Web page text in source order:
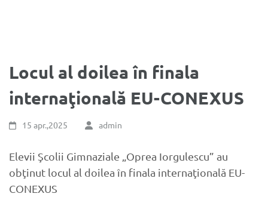
Locul al doilea în finala
internaţională EU-CONEXUS
15 apr.,2025 admin
Elevii Şcolii Gimnaziale „Oprea Iorgulescu” au
obţinut locul al doilea în finala internaţională EU-
CONEXUS